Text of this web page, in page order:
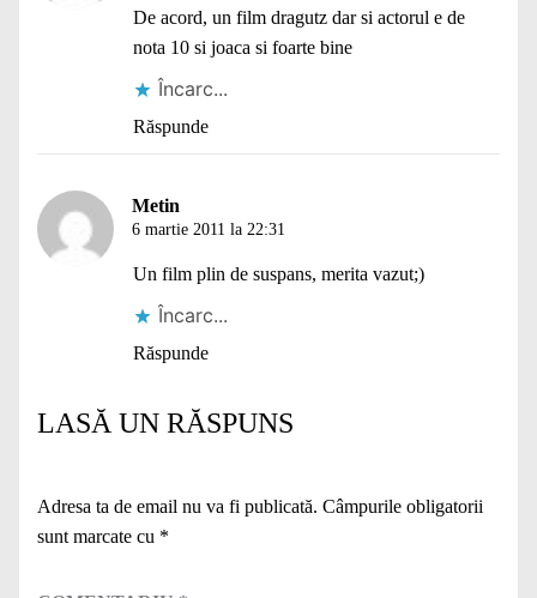
De acord, un film dragutz dar si actorul e de
nota 10 si joaca si foarte bine
Încarc...
Răspunde
Metin
6 martie 2011 la 22:31
Un film plin de suspans, merita vazut;)
Încarc...
Răspunde
LASĂ UN RĂSPUNS
Adresa ta de email nu va fi publicată. Câmpurile obligatorii
sunt marcate cu *